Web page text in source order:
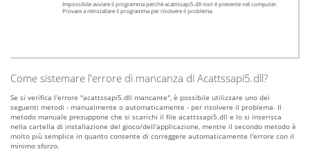
Impossibile avviare il programma perché acattssapi5.dll non è presente nel computer.
Provare a reinstallare il programma per risolvere il problema.
Come sistemare l'errore di mancanza di Acattssapi5.dll?
Se si verifica l'errore "acattssapi5.dll mancante", è possibile utilizzare uno dei
seguenti metodi - manualmente o automaticamente - per risolvere il problema. Il
metodo manuale presuppone che si scarichi il file acattssapi5.dll e lo si inserisca
nella cartella di installazione del gioco/dell'applicazione, mentre il secondo metodo è
molto più semplice in quanto consente di correggere automaticamente l'errore con il
minimo sforzo.